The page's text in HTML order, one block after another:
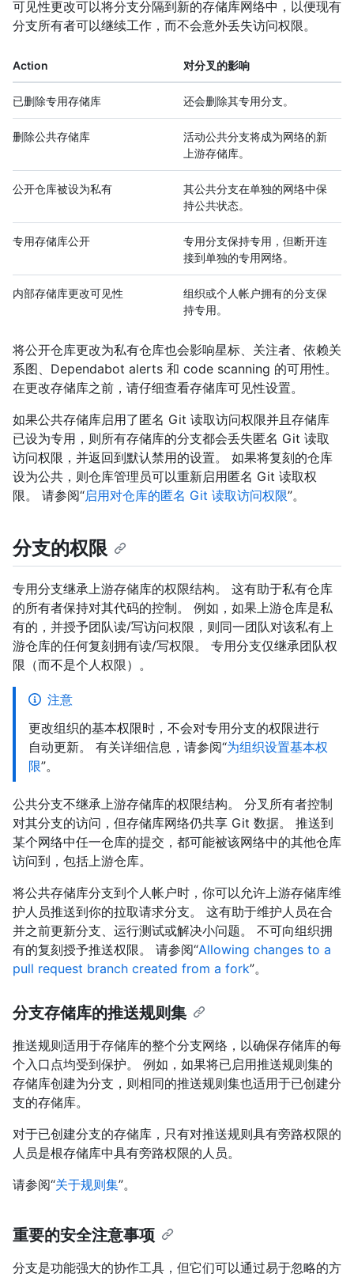
可见性更改可以将分支分隔到新的存储库网络中，以便现有
分支所有者可以继续工作，而不会意外丢失访问权限。
Action 对分叉的影响
已删除专用存储库 还会删除其专用分支。
删除公共存储库
活动公共分支将成为网络的新
上游存储库。
公开仓库被设为私有
其公共分支在单独的网络中保
持公共状态。
专用存储库公开
专用分支保持专用，但断开连
接到单独的专用网络。
内部存储库更改可见性
组织或个人帐户拥有的分支保
持专用。
将公开仓库更改为私有仓库也会影响星标、关注者、依赖关
系图、Dependabot alerts 和 code scanning 的可用性。
在更改存储库之前，请仔细查看存储库可见性设置。
如果公共存储库启用了匿名 Git 读取访问权限并且存储库
已设为专用，则所有存储库的分支都会丢失匿名 Git 读取
访问权限，并返回到默认禁用的设置。 如果将复刻的仓库
设为公共，则仓库管理员可以重新启用匿名 Git 读取权
限。 请参阅“启用对仓库的匿名 Git 读取访问权限”。
分支的权限
专用分支继承上游存储库的权限结构。 这有助于私有仓库
的所有者保持对其代码的控制。 例如，如果上游仓库是私
有的，并授予团队读/写访问权限，则同一团队对该私有上
游仓库的任何复刻拥有读/写权限。 专用分支仅继承团队权
限（而不是个人权限）。
注意
更改组织的基本权限时，不会对专用分支的权限进行
自动更新。 有关详细信息，请参阅“为组织设置基本权
限”。
公共分支不继承上游存储库的权限结构。 分叉所有者控制
对其分支的访问，但存储库网络仍共享 Git 数据。 推送到
某个网络中任一仓库的提交，都可能被该网络中的其他仓库
访问到，包括上游仓库。
将公共存储库分支到个人帐户时，你可以允许上游存储库维
护人员推送到你的拉取请求分支。 这有助于维护人员在合
并之前更新分支、运行测试或解决小问题。 不可向组织拥
有的复刻授予推送权限。 请参阅“Allowing changes to a
pull request branch created from a fork”。
分支存储库的推送规则集
推送规则适用于存储库的整个分支网络，以确保存储库的每
个入口点均受到保护。 例如，如果将已启用推送规则集的
存储库创建为分支，则相同的推送规则集也适用于已创建分
支的存储库。
对于已创建分支的存储库，只有对推送规则具有旁路权限的
人员是根存储库中具有旁路权限的人员。
请参阅“关于规则集”。
重要的安全注意事项
分支是功能强大的协作工具，但它们可以通过易于忽略的方